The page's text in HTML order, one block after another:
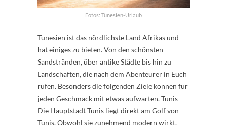
Fotos: Tunesien-Urlaub
Tunesien ist das nördlichste Land Afrikas und
hat einiges zu bieten. Von den schönsten
Sandstränden, über antike Städte bis hin zu
Landschaften, die nach dem Abenteurer in Euch
rufen. Besonders die folgenden Ziele können für
jeden Geschmack mit etwas aufwarten. Tunis
Die Hauptstadt Tunis liegt direkt am Golf von
Tunis. Obwohl sie zunehmend modern wirkt,